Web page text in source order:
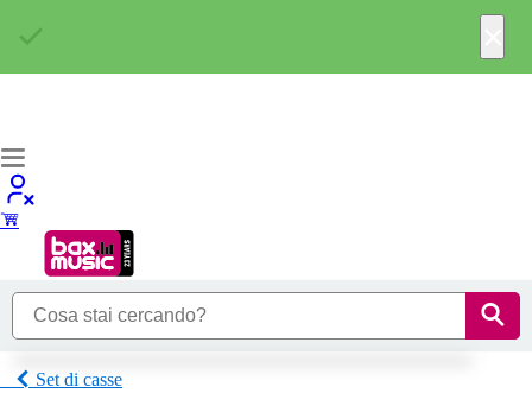
Set di casse